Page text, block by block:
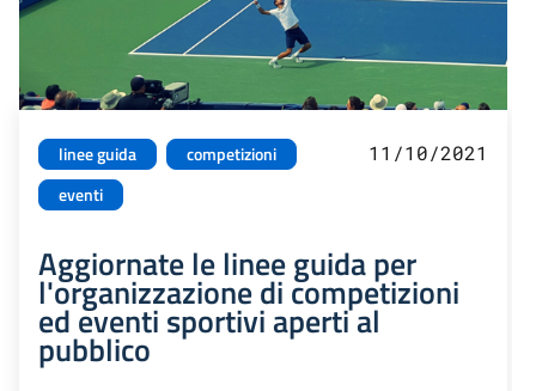
linee guida
competizioni
eventi
11/10/2021
Aggiornate le linee guida per
l'organizzazione di competizioni
ed eventi sportivi aperti al
pubblico